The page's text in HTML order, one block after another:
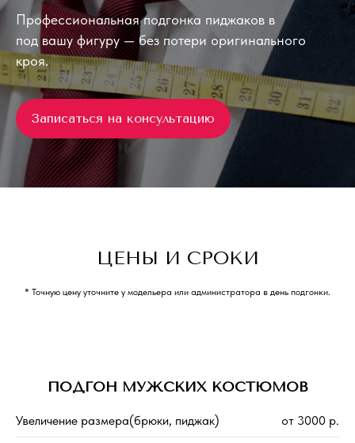
Профессиональная подгонка пиджаков в
под вашу фигуру — без потери оригинального
кроя.
Записаться на консультацию
ЦЕНЫ И СРОКИ
* Точную цену уточните у модельера или администратора в день подгонки.
ПОДГОН МУЖСКИХ КОСТЮМОВ
Увеличение размера(брюки, пиджак) от 3000 р.